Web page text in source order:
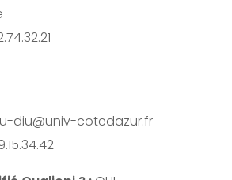
diu@univ-cotedazur.fr